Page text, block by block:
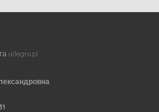
allegro.pl